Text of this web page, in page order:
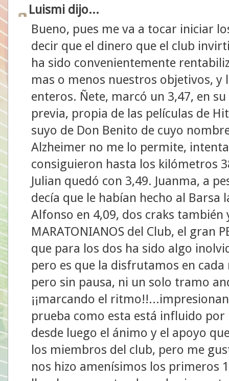
Luismi dijo...
Bueno, pues me va a tocar iniciar
decir que el dinero que el club
ha sido convenientemente
mas o menos nuestros objetivos,
enteros. Ñete, marcó un 3,47, en
previa, propia de las películas de
suyo de Don Benito de cuyo
Alzheimer no me lo permite,
consiguieron hasta los kilómetros
Julian quedó con 3,49. Juanma, a
decía que le habían hecho al
Alfonso en 4,09, dos craks
MARATONIANOS del Club, el gran
que para los dos ha sido algo
pero es que la disfrutamos en
pero sin pausa, ni un solo tramo
¡¡marcando el
prueba como esta está influido
desde luego el ánimo y el apoyo
los miembros del club, pero me
nos hizo amenísimos los primeros